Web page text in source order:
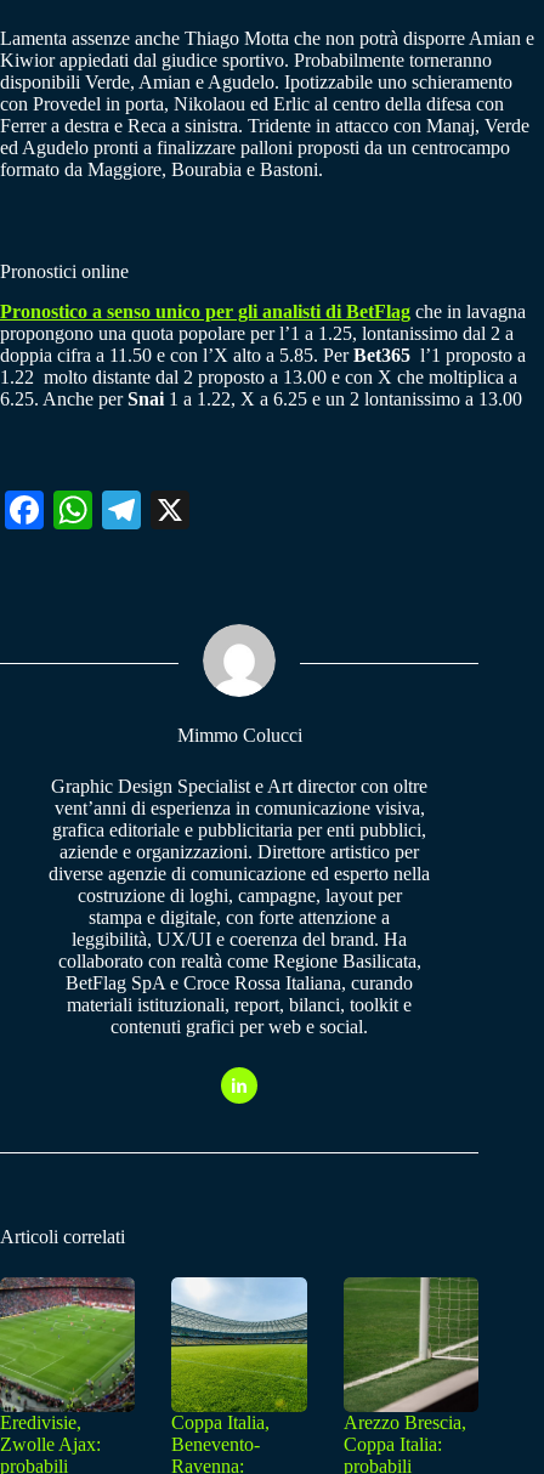
Lamenta assenze anche Thiago Motta che non potrà disporre Amian e
Kiwior appiedati dal giudice sportivo. Probabilmente torneranno
disponibili Verde, Amian e Agudelo. Ipotizzabile uno schieramento
con Provedel in porta, Nikolaou ed Erlic al centro della difesa con
Ferrer a destra e Reca a sinistra. Tridente in attacco con Manaj, Verde
ed Agudelo pronti a finalizzare palloni proposti da un centrocampo
formato da Maggiore, Bourabia e Bastoni.
Pronostici online
Pronostico a senso unico per gli analisti di BetFlag che in lavagna
propongono una quota popolare per l’1 a 1.25, lontanissimo dal 2 a
doppia cifra a 11.50 e con l’X alto a 5.85. PerBet365 l’1 proposto a
1.22 molto distante dal 2 proposto a 13.00 e con X che moltiplica a
6.25. Anche perSnai 1 a 1.22, X a 6.25 e un 2 lontanissimo a 13.00
Fa W
pp
Te
m
Mimmo Colucci
Graphic Design Specialist e Art director con oltre
vent’anni di esperienza in comunicazione visiva,
grafica editoriale e pubblicitaria per enti pubblici,
aziende e organizzazioni. Direttore artistico per
diverse agenzie di comunicazione ed esperto nella
costruzione di loghi, campagne, layout per
stampa e digitale, con forte attenzione a
leggibilità, UX/UI e coerenza del brand. Ha
collaborato con realtà come Regione Basilicata,
BetFlag SpA e Croce Rossa Italiana, curando
materiali istituzionali, report, bilanci, toolkit e
contenuti grafici per web e social.
Articoli correlati
Eredivisie,
Zwolle Ajax:
probabili
Coppa Italia,
Benevento-
Ravenna:
Arezzo Brescia,
Coppa Italia:
probabili